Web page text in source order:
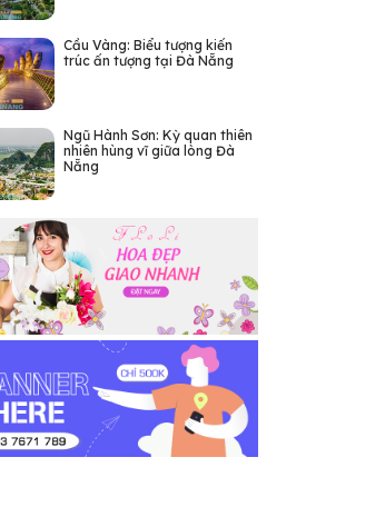
Cầu Vàng: Biểu tượng kiến
trúc ấn tượng tại Đà Nẵng
Ngũ Hành Sơn: Kỳ quan thiên
nhiên hùng vĩ giữa lòng Đà
Nẵng